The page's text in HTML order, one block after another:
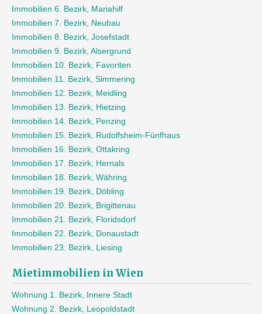
Immobilien 6. Bezirk, Mariahilf
Immobilien 7. Bezirk, Neubau
Immobilien 8. Bezirk, Josefstadt
Immobilien 9. Bezirk, Alsergrund
Immobilien 10. Bezirk, Favoriten
Immobilien 11. Bezirk, Simmering
Immobilien 12. Bezirk, Meidling
Immobilien 13. Bezirk, Hietzing
Immobilien 14. Bezirk, Penzing
Immobilien 15. Bezirk, Rudolfsheim-Fünfhaus
Immobilien 16. Bezirk, Ottakring
Immobilien 17. Bezirk, Hernals
Immobilien 18. Bezirk, Währing
Immobilien 19. Bezirk, Döbling
Immobilien 20. Bezirk, Brigittenau
Immobilien 21. Bezirk, Floridsdorf
Immobilien 22. Bezirk, Donaustadt
Immobilien 23. Bezirk, Liesing
Mietimmobilien in Wien
Wohnung 1. Bezirk, Innere Stadt
Wohnung 2. Bezirk, Leopoldstadt